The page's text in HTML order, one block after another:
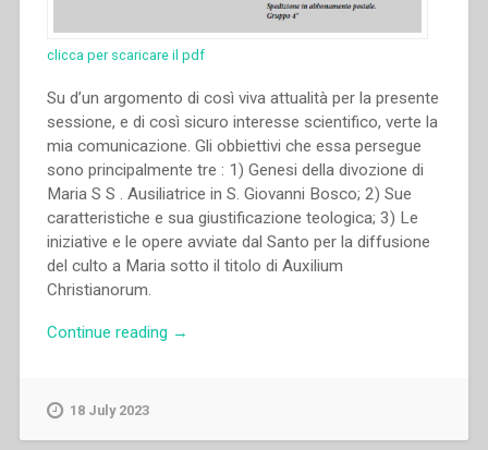
clicca per scaricare il pdf
Su d’un argomento di così viva attualità per la presente
sessione, e di così sicuro interesse scientifico, verte la
mia comunicazione. Gli obbiettivi che essa persegue
sono principalmente tre : 1) Genesi della divozione di
Maria S S . Ausiliatrice in S. Giovanni Bosco; 2) Sue
caratteristiche e sua giustificazione teologica; 3) Le
iniziative e le opere avviate dal Santo per la diffusione
del culto a Maria sotto il titolo di Auxilium
Christianorum.
Continue reading “Pietro
→
18 July 2023